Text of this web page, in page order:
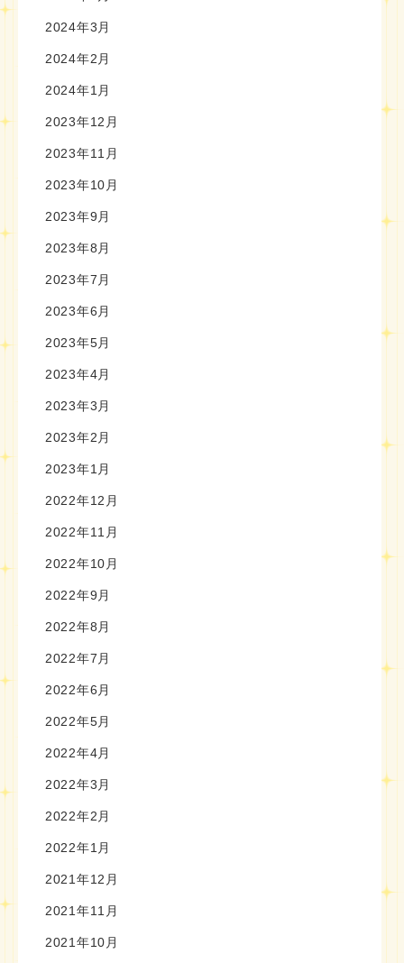
2024年3月
2024年2月
2024年1月
2023年12月
2023年11月
2023年10月
2023年9月
2023年8月
2023年7月
2023年6月
2023年5月
2023年4月
2023年3月
2023年2月
2023年1月
2022年12月
2022年11月
2022年10月
2022年9月
2022年8月
2022年7月
2022年6月
2022年5月
2022年4月
2022年3月
2022年2月
2022年1月
2021年12月
2021年11月
2021年10月